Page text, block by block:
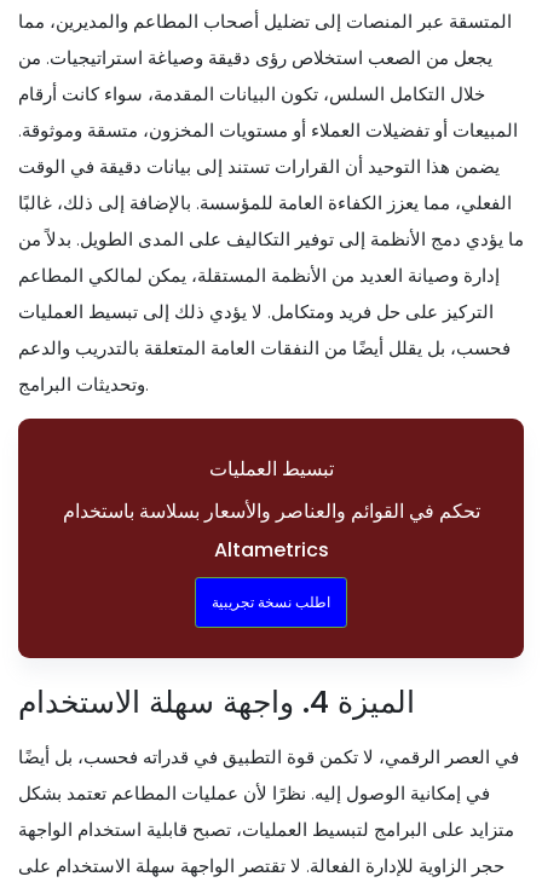
المتسقة عبر المنصات إلى تضليل أصحاب المطاعم والمديرين، مما
يجعل من الصعب استخلاص رؤى دقيقة وصياغة استراتيجيات. من
خلال التكامل السلس، تكون البيانات المقدمة، سواء كانت أرقام
المبيعات أو تفضيلات العملاء أو مستويات المخزون، متسقة وموثوقة.
يضمن هذا التوحيد أن القرارات تستند إلى بيانات دقيقة في الوقت
الفعلي، مما يعزز الكفاءة العامة للمؤسسة. بالإضافة إلى ذلك، غالبًا
ما يؤدي دمج الأنظمة إلى توفير التكاليف على المدى الطويل. بدلاً من
إدارة وصيانة العديد من الأنظمة المستقلة، يمكن لمالكي المطاعم
التركيز على حل فريد ومتكامل. لا يؤدي ذلك إلى تبسيط العمليات
فحسب، بل يقلل أيضًا من النفقات العامة المتعلقة بالتدريب والدعم
وتحديثات البرامج.
تبسيط العمليات
تحكم في القوائم والعناصر والأسعار بسلاسة باستخدام
Altametrics
اطلب نسخة تجريبية
الميزة 4. واجهة سهلة الاستخدام
في العصر الرقمي، لا تكمن قوة التطبيق في قدراته فحسب، بل أيضًا
في إمكانية الوصول إليه. نظرًا لأن عمليات المطاعم تعتمد بشكل
متزايد على البرامج لتبسيط العمليات، تصبح قابلية استخدام الواجهة
حجر الزاوية للإدارة الفعالة. لا تقتصر الواجهة سهلة الاستخدام على